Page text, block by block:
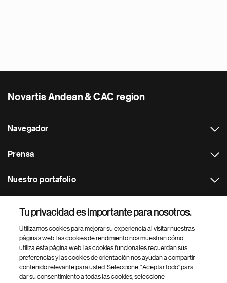
Novartis Andean & CAC region
Navegador
Prensa
Nuestro portafolio
Footer Site Search
Tu privacidad es importante para nosotros.
Utilizamos cookies para mejorar su experiencia al visitar nuestras
páginas web: las cookies de rendimiento nos muestran cómo
utiliza esta página web, las cookies funcionales recuerdan sus
preferencias y las cookies de orientación nos ayudan a compartir
contenido relevante para usted. Seleccione: "Aceptar todo" para
dar su consentimiento a todas las cookies, seleccione